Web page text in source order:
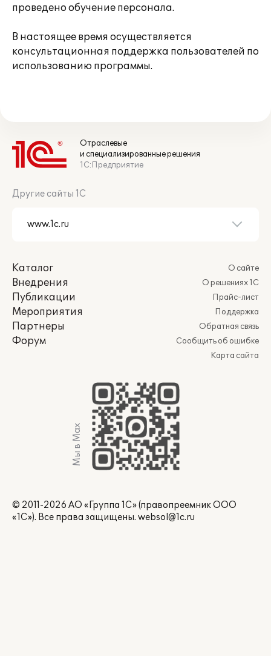
проведено обучение персонала.
В настоящее время осуществляется
консультационная поддержка пользователей по
использованию программы.
Отраслевые
и специализированные решения
1С:Предприятие
Другие сайты 1С
Каталог
Внедрения
Публикации
Мероприятия
Партнеры
Форум
О сайте
О решениях 1С
Прайс-лист
Поддержка
Обратная связь
Сообщить об ошибке
Карта сайта
Мы в Max
© 2011-2026 АО «Группа 1С» (правопреемник ООО
«1С»). Все права защищены. websol@1c.ru